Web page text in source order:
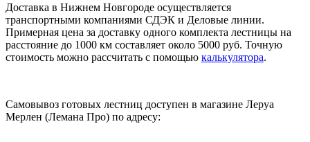
Доставка в Нижнем Новгороде осуществляется
транспортными компаниями СДЭК и Деловые линии.
Примерная цена за доставку одного комплекта лестницы на
расстояние до 1000 км составляет около 5000 руб. Точную
стоимость можно рассчитать с помощью калькулятора.
Самовывоз готовых лестниц доступен в магазине Леруа
Мерлен (Лемана Про) по адресу: